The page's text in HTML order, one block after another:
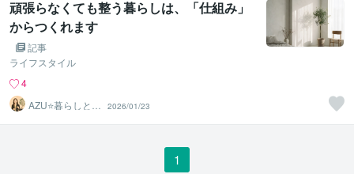
頑張らなくても整う暮らしは、「仕組み」
からつくれます
記事
ライフスタイル
4
AZU⭐暮らしと空
間のコーディネ
ート
2026/01/23
1